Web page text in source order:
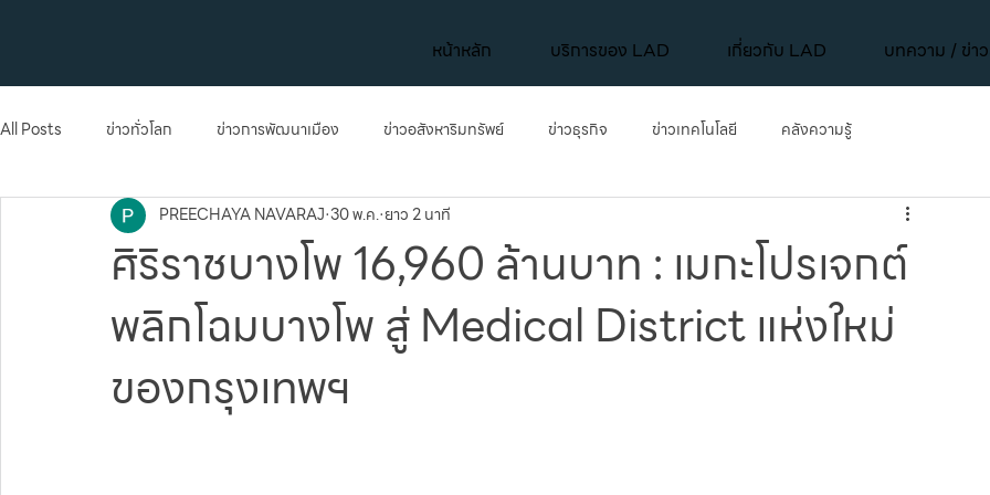
หน้าหลัก บริการของ LAD เกี่ยวกับ LAD บทความ / ข่า
All Posts ข่าวทั่วโลก ข่าวการพัฒนาเมือง ข่าวอสังหาริมทรัพย์ ข่าวธุรกิจ ข่าวเทคโนโลยี คลังความรู้
เมกะโปรเจกต์ การเงินและการลงทุน ข่าวทั่วโลก Mega Projects
ศิริราชบางโพ 16,960 ล้านบาท : เมกะโปรเจกต์
พลิกโฉมบางโพ สู่ Medical District แห่งใหม่
ของกรุงเทพฯ
PREECHAYA NAVARAJ 30 พ.ค. ยาว 2 นาที